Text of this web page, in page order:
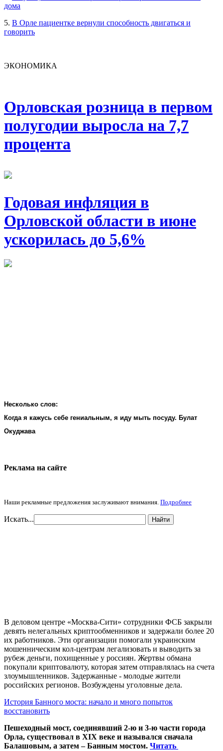
дома
5. В Орле пациентке вернули способность двигаться и
говорить
ЭКОНОМИКА
Орловская розница в первом
полугодии выросла на 7,7
процента
Годовая инфляция в
Орловской области в июне
ускорилась до 5,6%
Несколько слов:
Когда я кажусь себе гениальным, я иду мыть посуду. Булат
Окуджава
Реклама на cайте
Наши рекламные предложения заслуживают внимания. Подробнее
Искать... Найти
В деловом центре «Москва-Сити» сотрудники ФСБ закрыли
девять нелегальных криптообменников и задержали более 20
их работников. Эти организации помогали украинским
мошенническим кол-центрам легализовать и выводить за
рубеж деньги, похищенные у россиян. Жертвы обмана
покупали криптовалюту, которая затем отправлялась на счета
злоумышленников. Задержанные - молодые жители
российских регионов. Возбуждены уголовные дела.
История Банного моста: начало и много попыток
восстановить
Пешеходный мост, соединявший 2-ю и 3-ю части города
Орла, существовал в XIX веке и назывался сначала
Балашовым, а затем – Банным мостом. Читать